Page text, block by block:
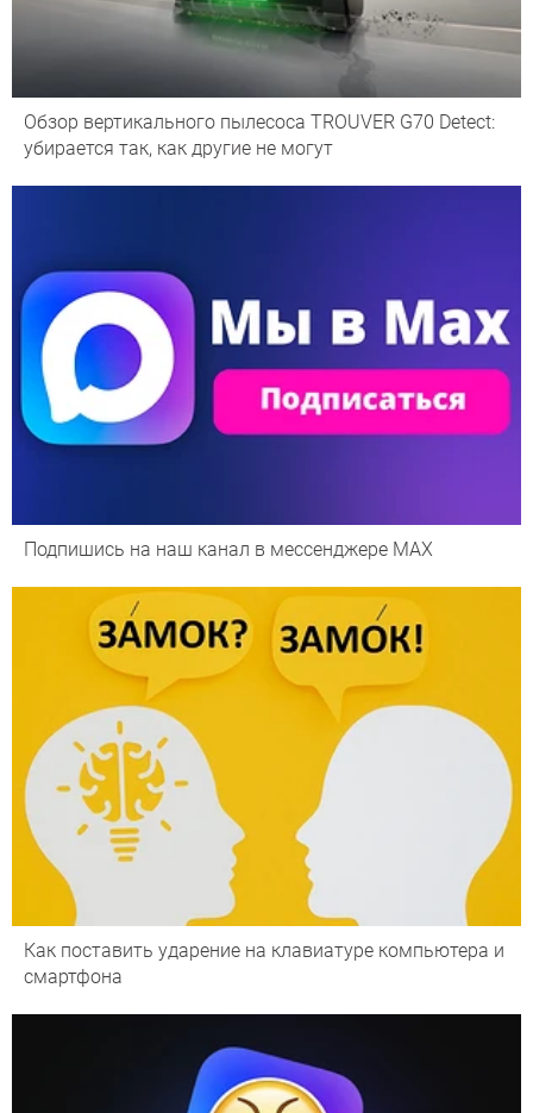
Обзор вертикального пылесоса TROUVER G70 Detect:
убирается так, как другие не могут
Подпишись на наш канал в мессенджере МАХ
Как поставить ударение на клавиатуре компьютера и
смартфона